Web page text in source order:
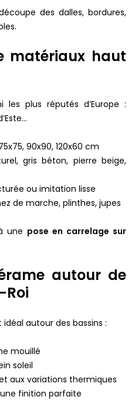
des dalles, bordures,
matériaux haut
les plus réputés d’Europe :
90x90, 120x60 cm
gris béton, pierre beige,
ou imitation lisse
de marche, plinthes, jupes
une pose en carrelage sur
autour de
Roi
idéal autour des bassins :
mouillé
soleil
aux variations thermiques
finition parfaite